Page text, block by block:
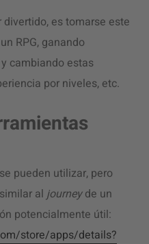
es tomarse este
RPG, ganando
cambiando estas
por niveles, etc.
pueden utilizar, pero
al journeyde un
potencialmente útil:
store/apps/details?